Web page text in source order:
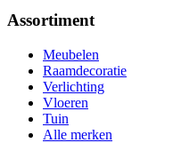
Assortiment
Meubelen
Raamdecoratie
Verlichting
Vloeren
Tuin
Alle merken